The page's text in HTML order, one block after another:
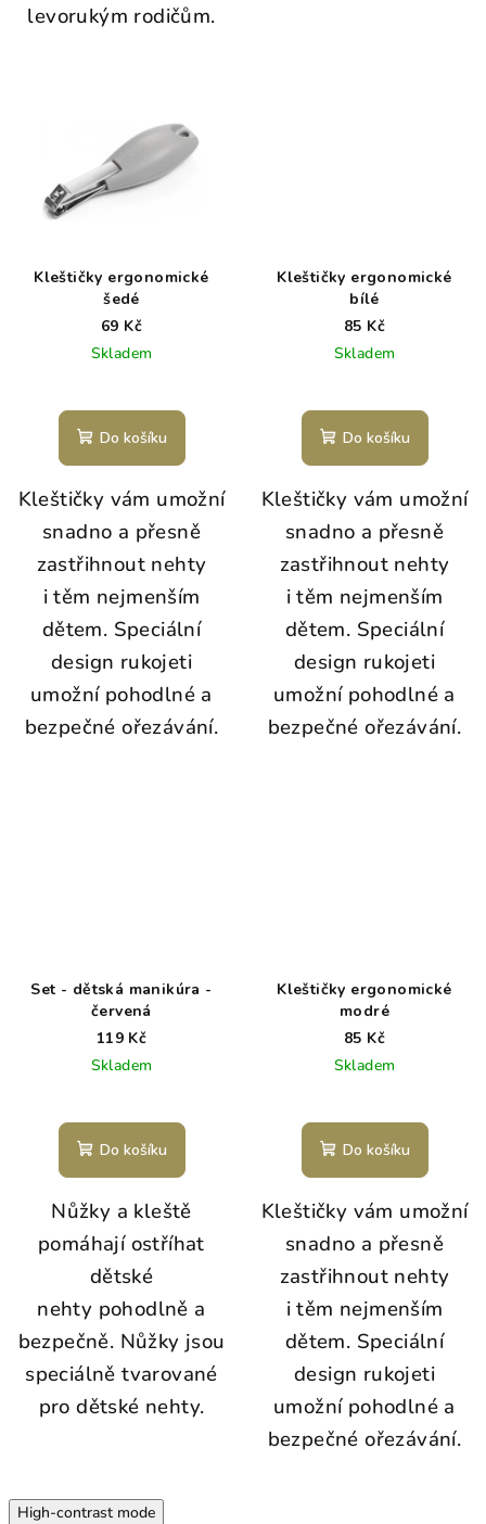
levorukým rodičům.
Kleštičky ergonomické
šedé
69 Kč
Skladem
Do košíku
Kleštičky vám umožní
snadno a přesně
zastřihnout nehty
i těm nejmenším
dětem. Speciální
design rukojeti
umožní pohodlné a
bezpečné ořezávání.
Kleštičky ergonomické
bílé
85 Kč
Skladem
Do košíku
Kleštičky vám umožní
snadno a přesně
zastřihnout nehty
i těm nejmenším
dětem. Speciální
design rukojeti
umožní pohodlné a
bezpečné ořezávání.
Set - dětská manikúra -
červená
119 Kč
Skladem
Do košíku
Nůžky a kleště
pomáhají ostříhat
dětské
nehty pohodlně a
bezpečně. Nůžky jsou
speciálně tvarované
pro dětské nehty.
Kleštičky ergonomické
modré
85 Kč
Skladem
Do košíku
Kleštičky vám umožní
snadno a přesně
zastřihnout nehty
i těm nejmenším
dětem. Speciální
design rukojeti
umožní pohodlné a
bezpečné ořezávání.
High-contrast mode